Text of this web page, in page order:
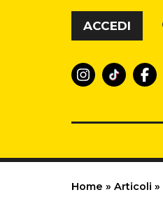
Vai al contenuto
ACCEDI
Home » Articoli »